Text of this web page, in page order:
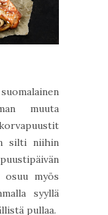
muuta
silti niihin
osuu myös
syyllä
pullaa.